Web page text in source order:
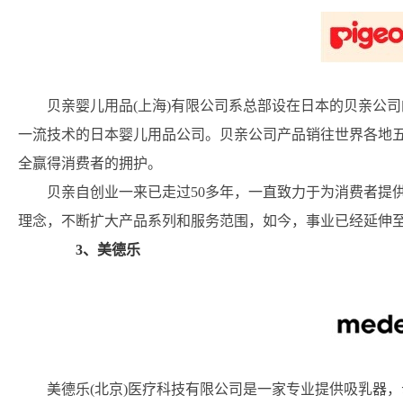
贝亲婴儿用品(上海)有限公司系总部设在日本的贝亲公
一流技术的日本婴儿用品公司。贝亲公司产品销往世界各地
全赢得消费者的拥护。
贝亲自创业一来已走过50多年，一直致力于为消费者
理念，不断扩大产品系列和服务范围，如今，事业已经延伸
3、美德乐
美德乐(北京)医疗科技有限公司是一家专业提供吸乳器